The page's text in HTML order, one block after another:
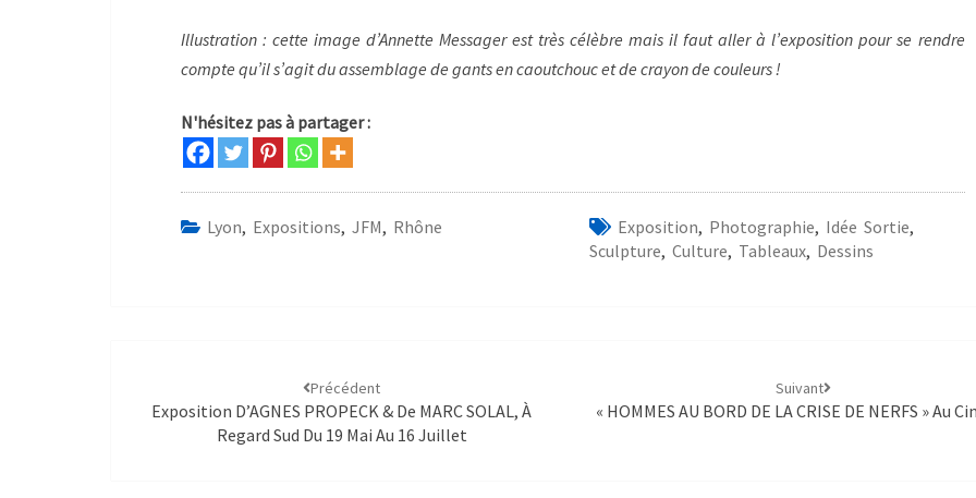
Illustration : cette image d’Annette Messager est très célèbre mais il faut aller à l’exposition pour se rendre
compte qu’il s’agit du assemblage de gants en caoutchouc et de crayon de couleurs !
N'hésitez pas à partager :
Lyon, Expositions, JFM, Rhône Exposition, Photographie, Idée Sortie,
Sculpture, Culture, Tableaux, Dessins
Précédent
Exposition D’AGNES PROPECK & De MARC SOLAL, À
Regard Sud Du 19 Mai Au 16 Juillet
Suivant
« HOMMES AU BORD DE LA CRISE DE NERFS » Au